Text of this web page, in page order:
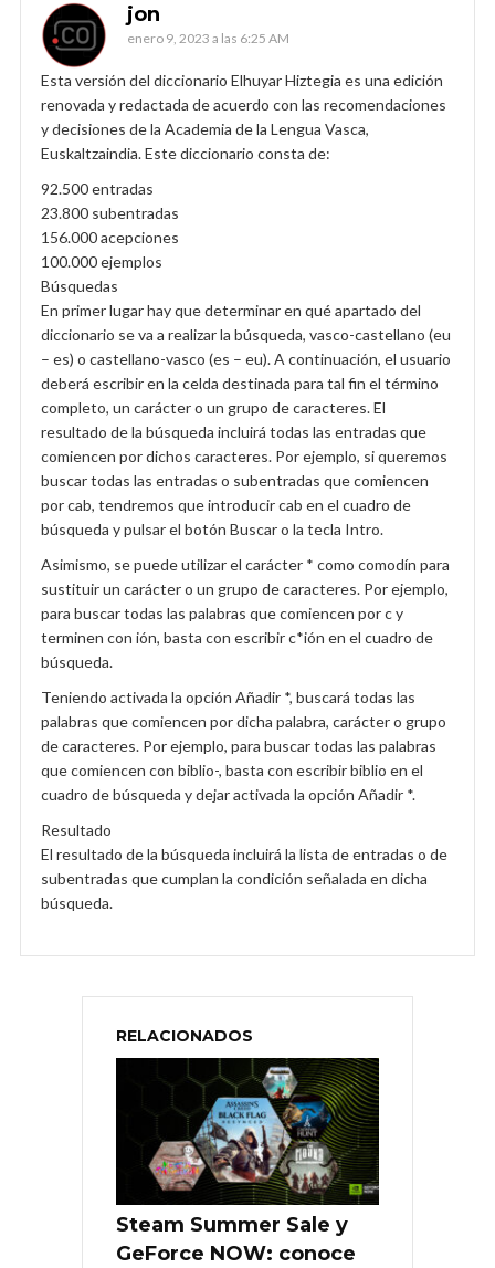
jon
enero 9, 2023 a las 6:25 AM
Esta versión del diccionario Elhuyar Hiztegia es una edición
renovada y redactada de acuerdo con las recomendaciones
y decisiones de la Academia de la Lengua Vasca,
Euskaltzaindia. Este diccionario consta de:
92.500 entradas
23.800 subentradas
156.000 acepciones
100.000 ejemplos
Búsquedas
En primer lugar hay que determinar en qué apartado del
diccionario se va a realizar la búsqueda, vasco-castellano (eu
– es) o castellano-vasco (es – eu). A continuación, el usuario
deberá escribir en la celda destinada para tal fin el término
completo, un carácter o un grupo de caracteres. El
resultado de la búsqueda incluirá todas las entradas que
comiencen por dichos caracteres. Por ejemplo, si queremos
buscar todas las entradas o subentradas que comiencen
por cab, tendremos que introducir cab en el cuadro de
búsqueda y pulsar el botón Buscar o la tecla Intro.
Asimismo, se puede utilizar el carácter * como comodín para
sustituir un carácter o un grupo de caracteres. Por ejemplo,
para buscar todas las palabras que comiencen por c y
terminen con ión, basta con escribir c*ión en el cuadro de
búsqueda.
Teniendo activada la opción Añadir *, buscará todas las
palabras que comiencen por dicha palabra, carácter o grupo
de caracteres. Por ejemplo, para buscar todas las palabras
que comiencen con biblio-, basta con escribir biblio en el
cuadro de búsqueda y dejar activada la opción Añadir *.
Resultado
El resultado de la búsqueda incluirá la lista de entradas o de
subentradas que cumplan la condición señalada en dicha
búsqueda.
RELACIONADOS
Steam Summer Sale y
GeForce NOW: conoce